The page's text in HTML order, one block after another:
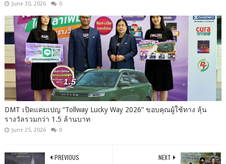
June 30, 2026 0
DMT เปิดแคมเปญ “Tollway Lucky Way 2026” ขอบคุณผู้ใช้ทาง ลุ้น
รางวัลรวมกว่า 1.5 ล้านบาท
June 25, 2026 0
NEXT
PREVIOUS